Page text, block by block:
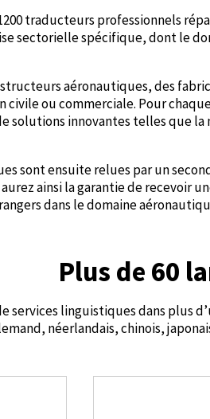
traducteurs professionnels
sectorielle spécifique, dont le
aéronautiques, des
civile ou commerciale. Pour
solutions innovantes telles que
sont ensuite relues par un
ainsi la garantie de
dans le domaine
Plus de 60
services linguistiques dans plus
néerlandais, chinois,